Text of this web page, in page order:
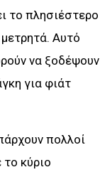
το πλησιέστερο
Αυτό
να ξοδέψουν
για φιάτ
πολλοί
κύριο